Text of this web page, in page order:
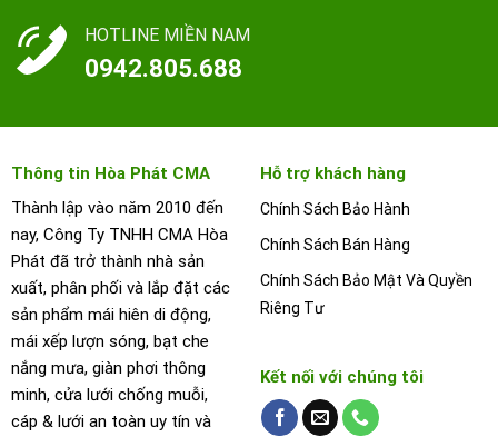
HOTLINE MIỀN NAM
0942.805.688
Thông tin Hòa Phát CMA
Thành lập vào năm 2010 đến
nay, Công Ty TNHH CMA Hòa
Phát đã trở thành nhà sản
xuất, phân phối và lắp đặt các
sản phẩm mái hiên di động,
mái xếp lượn sóng, bạt che
nắng mưa, giàn phơi thông
minh, cửa lưới chống muỗi,
cáp & lưới an toàn uy tín và
Hỗ trợ khách hàng
Chính Sách Bảo Hành
Chính Sách Bán Hàng
Chính Sách Bảo Mật Và Quyền
Riêng Tư
Kết nối với chúng tôi